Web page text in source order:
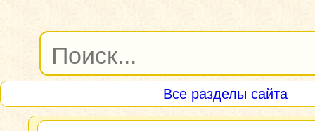
Все разделы сайта